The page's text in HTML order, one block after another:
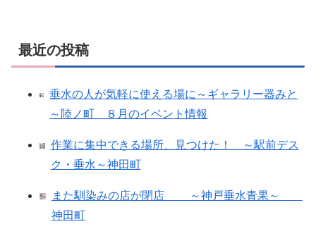
最近の投稿
垂水の人が気軽に使える場に～ギャラリー器みと
～陸ノ町 ８月のイベント情報
作業に集中できる場所、見つけた！ ～駅前デス
ク・垂水～神田町
また馴染みの店が閉店 ～神戸垂水青果～
神田町